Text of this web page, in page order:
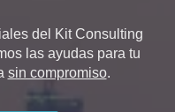
del Kit Consulting
las ayudas para tu
sin compromiso.